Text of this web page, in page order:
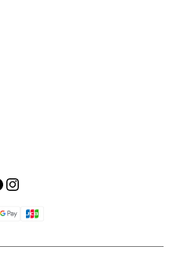
サリーも豊富に取り揃えてい
Instagram